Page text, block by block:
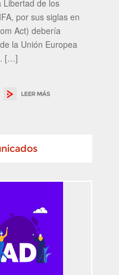
Libertad de los
por sus siglas en
Act) debería
la Unión Europea
[…]